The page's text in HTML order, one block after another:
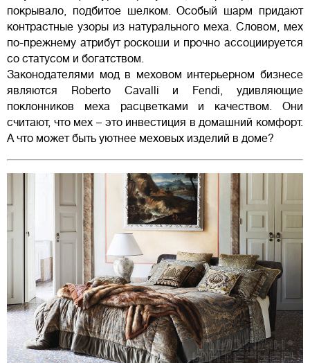
покрывало, подбитое шелком. Особый шарм придают
контрастные узоры из натурального меха. Словом, мех
по-прежнему атрибут роскоши и прочно ассоциируется
со статусом и богатством.
Законодателями мод в меховом интерьерном бизнесе
являются Roberto Cavalli и Fendi, удивляющие
поклонников меха расцветками и качеством. Они
считают, что мех – это инвестиция в домашний комфорт.
А что может быть уютнее меховых изделий в доме?